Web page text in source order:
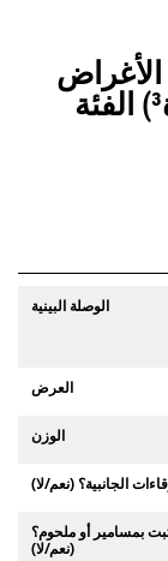
العامة 7,0 م³ (9,25 ياردة³) الفئة
الوصلة البينية
العرض
الوزن
الجانبية؟ (نعم/لا)
بمسامير أو ملحوم؟
(نعم/لا)